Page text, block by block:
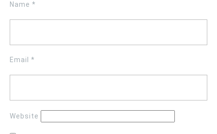
Name *
Email *
Website